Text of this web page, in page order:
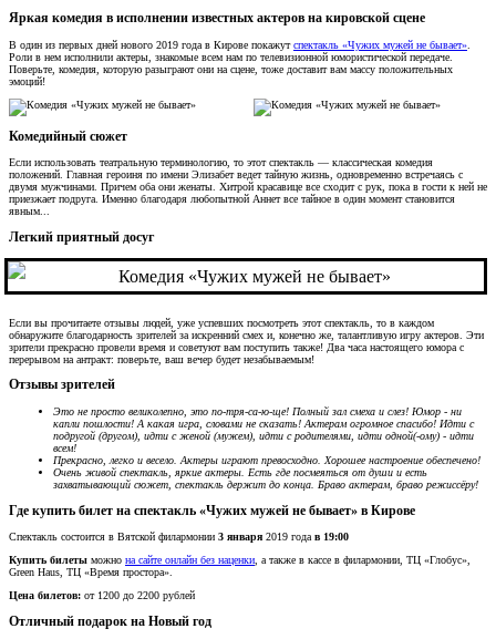
Яркая комедия в исполнении известных актеров на кировской сцене
В один из первых дней нового 2019 года в Кирове покажутспектакль «Чужих мужей не бывает»
Роли в нем исполнили актеры, знакомые всем нам по телевизионной юмористической передаче.
Поверьте, комедия, которую разыграют они на сцене, тоже доставит вам массу положительных
эмоций!
Комедийный сюжет
Если использовать театральную терминологию, то этот спектакль — классическая комедия
положений. Главная героиня по имени Элизабет ведет тайную жизнь, одновременно встречаясь с
двумя мужчинами. Причем оба они женаты. Хитрой красавице все сходит с рук, пока в гости к ней не
приезжает подруга. Именно благодаря любопытной Аннет все тайное в один момент становится
явным...
Легкий приятный досуг
Если вы прочитаете отзывы людей, уже успевших посмотреть этот спектакль, то в каждом
обнаружите благодарность зрителей за искренний смех и, конечно же, талантливую игру актеров. Эти
зрители прекрасно провели время и советуют вам поступить также! Два часа настоящего юмора с
перерывом на антракт: поверьте, ваш вечер будет незабываемым!
Отзывы зрителей
Это не просто великолепно, это по-тря-са-ю-ще! Полный зал смеха и слез! Юмор - ни
капли пошлости! А какая игра, словами не сказать! Актерам огромное спасибо! Идти с
подругой (другом), идти с женой (мужем), идти с родителями, идти одной(-ому) - идти
всем!
Прекрасно, легко и весело. Актеры играют превосходно. Хорошее настроение обеспечено!
Очень живой спектакль, яркие актеры. Есть где посмеяться от души и есть
захватывающий сюжет, спектакль держит до конца. Браво актерам, браво режиссёру!
Где купить билет на спектакль «Чужих мужей не бывает» в Кирове
Спектакль состоится в Вятской филармонии 3 января 2019 годав 19:00
Купить билеты можно на сайте онлайн без наценки, а также в кассе в филармонии, ТЦ «Глобус»,
Green Haus, ТЦ «Время простора».
Цена билетов: от 1200 до 2200 рублей
Отличный подарок на Новый год